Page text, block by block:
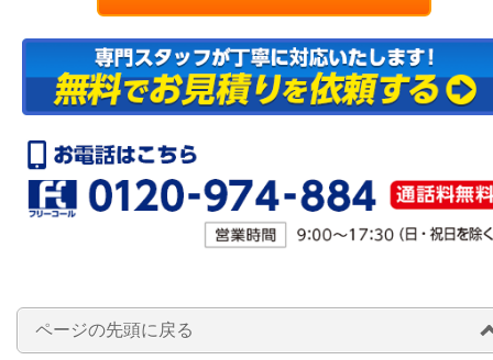
ページの先頭に戻る